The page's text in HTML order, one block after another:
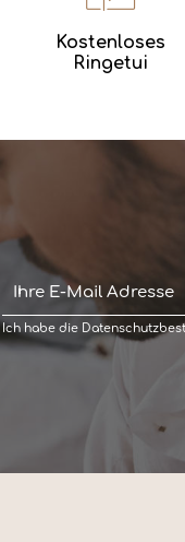
Kostenloses
Ringetui
Ich habe die